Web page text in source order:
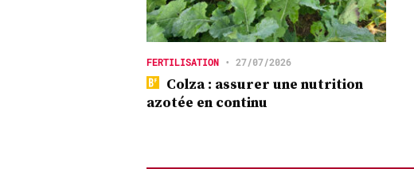
FERTILISATION • 27/07/2026
Colza : assurer une nutrition
azotée en continu